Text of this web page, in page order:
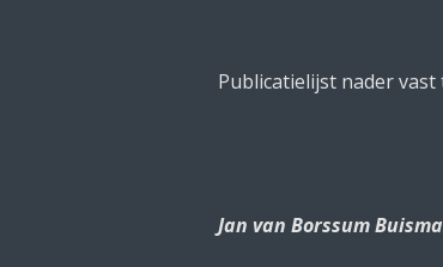
Publicatielijst nader vast
Jan van Borssum